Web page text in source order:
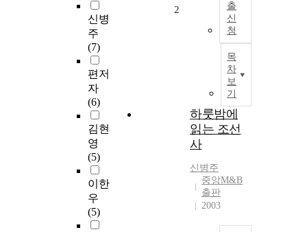
신병
주
(7)
편저
자
(6)
김현
영
(5)
이한
우
(5)
출
신
청
목
차
보
기
2
하룻밤에
읽는 조선
사
신병주
중앙M&B
출판
2003